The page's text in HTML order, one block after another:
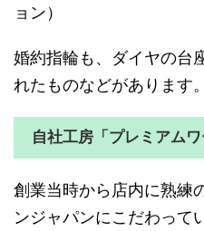
ョン）
婚約指輪も、ダイヤの台
れたものなどがあります。
自社工房「プレミアムワ
創業当時から店内に熟練
ンジャパンにこだわって